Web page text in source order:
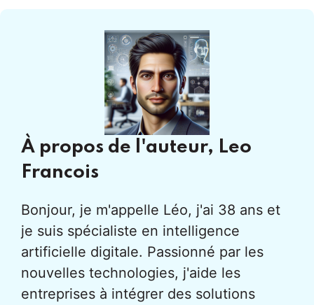
À propos de l'auteur, Leo
Francois
Bonjour, je m'appelle Léo, j'ai 38 ans et
je suis spécialiste en intelligence
artificielle digitale. Passionné par les
nouvelles technologies, j'aide les
entreprises à intégrer des solutions